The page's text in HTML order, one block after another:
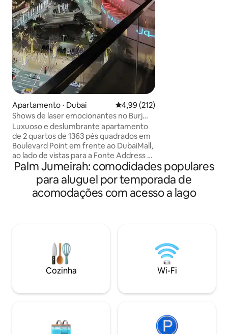
Apartamento ⋅ Dubai 4,99 de uma avaliação média de
4,99 (212)
Shows de laser emocionantes no Burj
Khalifa, conectados ao Dubai Mall
Luxuoso e deslumbrante apartamento
de 2 quartos de 1363 pés quadrados em
Boulevard Point em frente ao DubaiMall,
ao lado de vistas para a Fonte Address e
com vista para as Fontes de Dubai, Burj
Khalifa, Dubai Mall, Souk Al Bahar,
restaurantes temáticos, este
apartamento elegantemente projetado
cozinha carregada, varanda luxuosa,
camas frescas confortáveis, quartos à
prova de som, cortinas de controle solar!
gerenciado pelo Superhost - MunaZz
Palm Jumeirah: comodidades populares
para aluguel por temporada de
acomodações com acesso a lago
Cozinha Wi-Fi